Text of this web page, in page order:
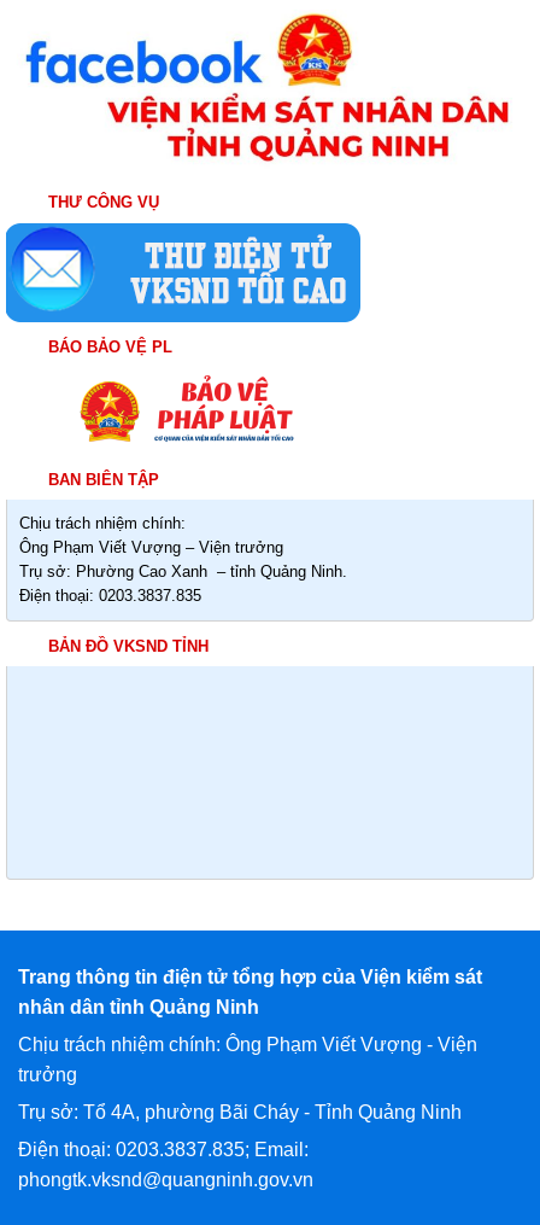
THƯ CÔNG VỤ
BÁO BẢO VỆ PL
BAN BIÊN TẬP
Chịu trách nhiệm chính:
Ông Phạm Viết Vượng – Viện trưởng
Trụ sở: Phường Cao Xanh – tỉnh Quảng Ninh.
Điện thoại: 0203.3837.835
BẢN ĐỒ VKSND TỈNH
Trang thông tin điện tử tổng hợp của Viện kiểm sát
nhân dân tỉnh Quảng Ninh
Chịu trách nhiệm chính: Ông Phạm Viết Vượng - Viện
trưởng
Trụ sở: Tổ 4A, phường Bãi Cháy - Tỉnh Quảng Ninh
Điện thoại: 0203.3837.835; Email:
phongtk.vksnd@quangninh.gov.vn